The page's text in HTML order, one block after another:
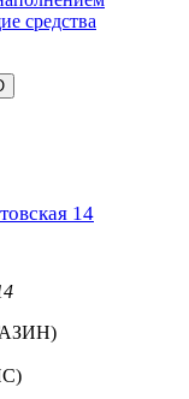
средства
14